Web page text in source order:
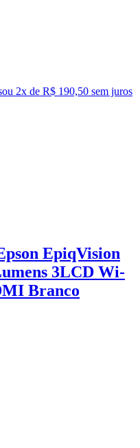
ou 2x de R$ 190,50 sem juros
EpiqVision
3LCD Wi-
Branco